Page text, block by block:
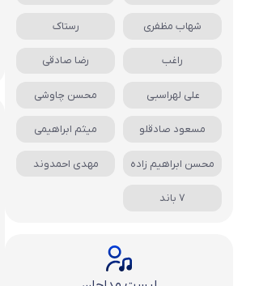
شهاب مظفری رستاک
راغب رضا صادقی
علی لهراسبی محسن چاوشی
مسعود صادقلو میثم ابراهیمی
محسن ابراهیم زاده مهدی احمدوند
7 باند